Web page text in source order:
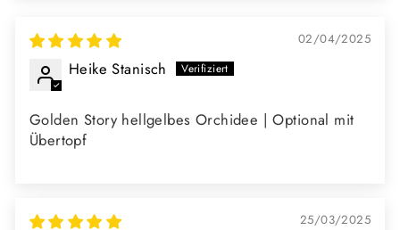
02/04/2025
Heike Stanisch
Golden Story hellgelbes Orchidee | Optional mit
Übertopf
25/03/2025